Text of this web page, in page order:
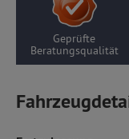
Deutsches Modell,
kein EU-Import